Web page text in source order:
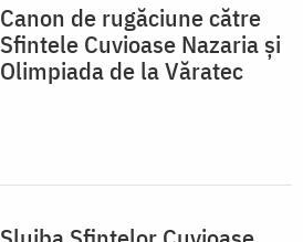
Canon de rugăciune către
Sfintele Cuvioase Nazaria și
Olimpiada de la Văratec